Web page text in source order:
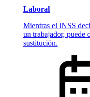
Laboral
Mientras el INSS
un trabajador, puede
sustitución.